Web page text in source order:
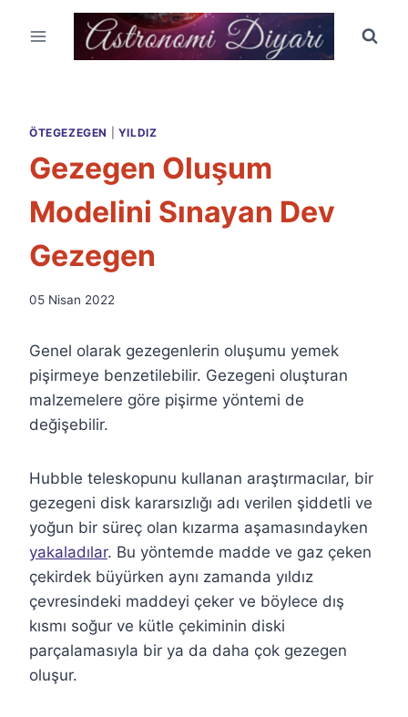
ÖTEGEZEGEN YILDIZ
Gezegen Oluşum
Modelini Sınayan Dev
Gezegen
By
Özyar
05 Nisan 2022
Genel olarak gezegenlerin oluşumu yemek
pişirmeye benzetilebilir. Gezegeni oluşturan
malzemelere göre pişirme yöntemi de
değişebilir.
Hubble teleskopunu kullanan araştırmacılar, bir
gezegeni disk kararsızlığı adı verilen şiddetli ve
yoğun bir süreç olan kızarma aşamasındayken
yakaladılar. Bu yöntemde madde ve gaz çeken
çekirdek büyürken aynı zamanda yıldız
çevresindeki maddeyi çeker ve böylece dış
kısmı soğur ve kütle çekiminin diski
parçalamasıyla bir ya da daha çok gezegen
oluşur.